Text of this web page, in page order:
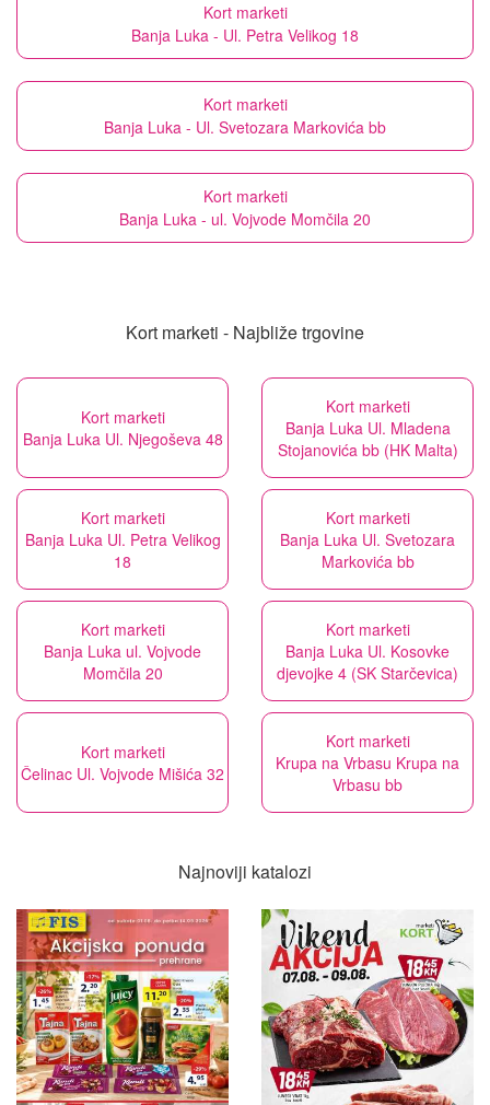
Kort marketi
Banja Luka - Ul. Petra Velikog 18
Kort marketi
Banja Luka - Ul. Svetozara Markovića bb
Kort marketi
Banja Luka - ul. Vojvode Momčila 20
Kort marketi - Najbliže trgovine
Kort marketi
Banja Luka Ul. Njegoševa 48
Kort marketi
Banja Luka Ul. Mladena
Stojanovića bb (HK Malta)
Kort marketi
Banja Luka Ul. Petra Velikog
18
Kort marketi
Banja Luka Ul. Svetozara
Markovića bb
Kort marketi
Banja Luka ul. Vojvode
Momčila 20
Kort marketi
Banja Luka Ul. Kosovke
djevojke 4 (SK Starčevica)
Kort marketi
Čelinac Ul. Vojvode Mišića 32
Kort marketi
Krupa na Vrbasu Krupa na
Vrbasu bb
Najnoviji katalozi